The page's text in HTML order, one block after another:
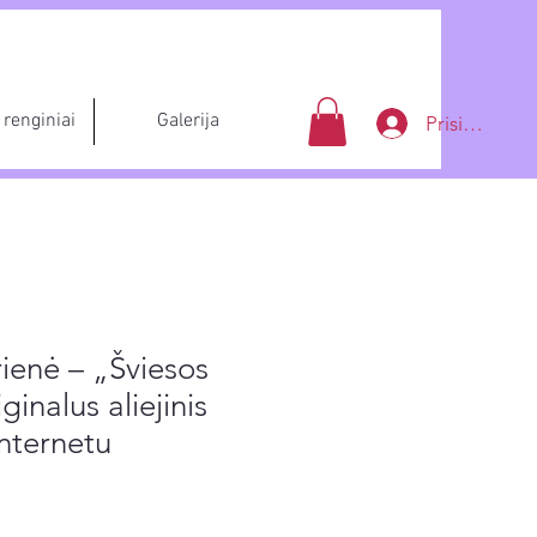
renginiai Galerija Prisijungti
– „Šviesos
aliejinis